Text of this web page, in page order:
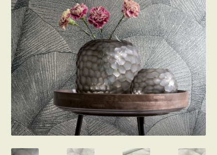
Beton hatású tapéták
Kapcsolat